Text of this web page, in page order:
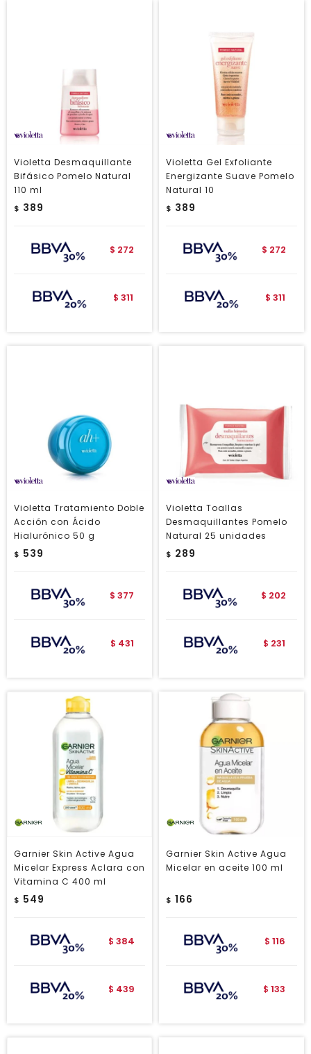
Violetta Desmaquillante
Bifásico Pomelo Natural
110 ml
$ 389
$ 272
$ 311
Violetta Gel Exfoliante
Energizante Suave Pomelo
Natural 10
$ 389
$ 272
$ 311
Violetta Tratamiento Doble
Acción con Ácido
Hialurónico 50 g
$ 539
$ 377
$ 431
Violetta Toallas
Desmaquillantes Pomelo
Natural 25 unidades
$ 289
$ 202
$ 231
Garnier Skin Active Agua
Micelar Express Aclara con
Vitamina C 400 ml
$ 549
$ 384
$ 439
Garnier Skin Active Agua
Micelar en aceite 100 ml
$ 166
$ 116
$ 133